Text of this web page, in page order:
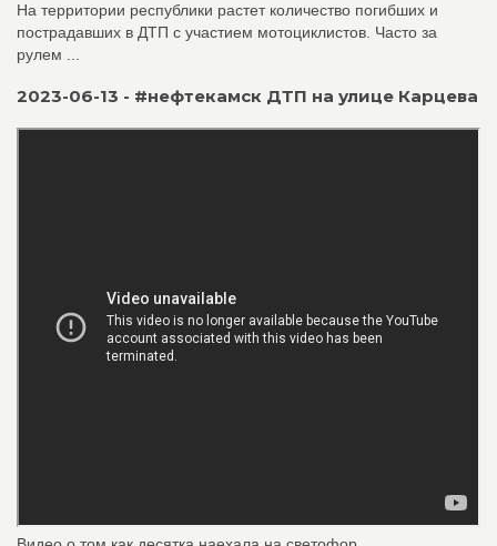
На территории республики растет количество погибших и
пострадавших в ДТП с участием мотоциклистов. Часто за
рулем ...
2023-06-13 - #нефтекамск ДТП на улице Карцева